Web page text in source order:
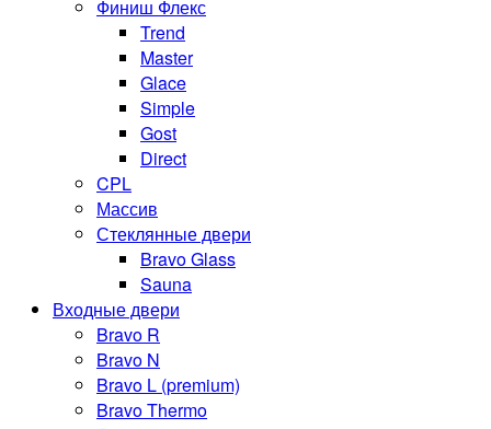
Финиш Флекс
Trend
Master
Glace
Simple
Gost
Direct
CPL
Массив
Стеклянные двери
Bravo Glass
Sauna
Входные двери
Bravo R
Bravo N
Bravo L (premium)
Bravo Thermo